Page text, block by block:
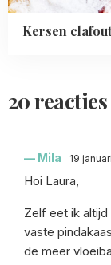
Kersen
20 reacties
Mila 19
Hoi Laura,
Zelf eet ik altijd
vaste
de meer